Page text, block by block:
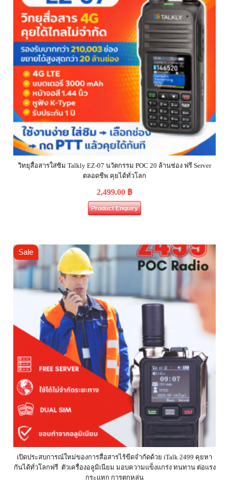
วิทยุสื่อสารใส่ซิม Talkly EZ-07 นวัตกรรม POC 20 ล้านช่อง ฟรี Server
ตลอดชีพ คุยได้ทั่วโลก
2,499.00 ฿
Product Enquiry
Sale
เปิดประสบการณ์ใหม่ของการสื่อสารไร้ขีดจำกัดด้วย iTalk 2499 คุยหา
กันได้ทั่วโลกฟรี ตัวเครื่องอลูมิเนียม มอบความแข็งแกร่ง ทนทาน ต่อแรง
กระแทก การตกหล่น